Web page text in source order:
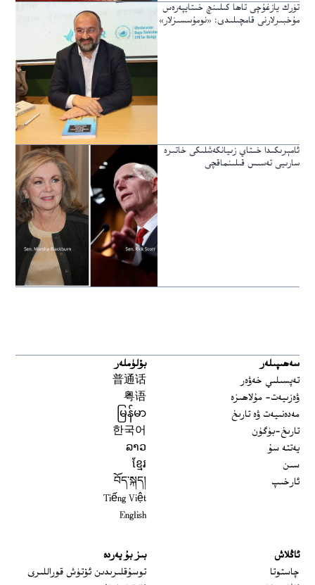
تۈرك يازغۇچى تاھا كىلىنچ خىتايپەرەس
مۇخبىرلارنى قامچىلىدى: «نومۇسسىزلار»
ئامېرىكىدا خىتاي زىيانكەشلىكى خاتىرە
سارىيى تەسىس قىلىنماقچى
سەھىپىلەر
تەپسىلىي خەۋەر
ۋەزىيەت- مۇلاھىزە
مەدەنىيەت ۋە تارىخ
تارىخ-بۈگۈن
يەتتە سۇ
سىن
ئارخىپ
بۆلۈملەر
普通话
粤语
မြန်မာ
한국어
ລາວ
ខ្មែរ
བོད་སྐད།
Tiếng Việt
English
ئاڭلاش
چاستوتا
بىز بۇ يەردە
توسۇقلىرىدىن ئۆتۈش قوراللىرى